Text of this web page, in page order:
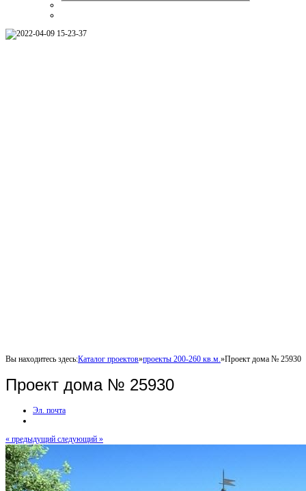
Вы находитесь здесь:Каталог проектов»проекты 200-260 кв.м. »Проект дома № 25930
Проект дома № 25930
Эл. почта
« предыдущий следующий »